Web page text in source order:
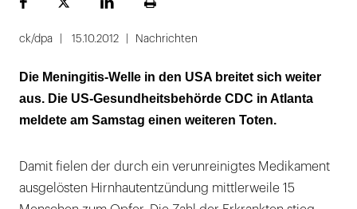
FacebookPlattformLinekdInSeite
ck/dpa 15.10.2012 Nachrichten
Die Meningitis-Welle in den USA breitet sich weiter
aus. Die US-Gesundheitsbehörde CDC in Atlanta
meldete am Samstag einen weiteren Toten.
Damit fielen der durch ein verunreinigtes Medikament
ausgelösten Hirnhautentzündung mittlerweile 15